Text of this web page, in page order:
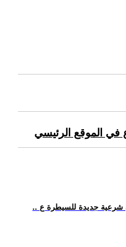
في الموقع الرئيسي
شرعية جديدة للسيطرة ع